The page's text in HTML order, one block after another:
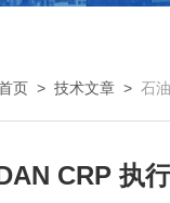
页 > 技术文章 > 石
CRP 执